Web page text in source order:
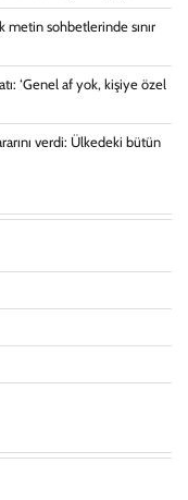
metin sohbetlerinde sınır
‘Genel af yok, kişiye özel
verdi: Ülkedeki bütün